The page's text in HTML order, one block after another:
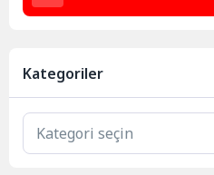
Kategoriler